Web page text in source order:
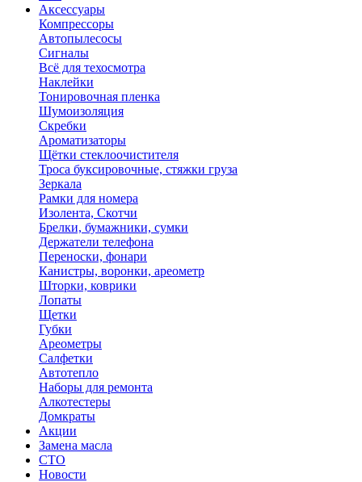
Аксесcуары
Компрессоры
Автопылесосы
Сигналы
Всё для техосмотра
Наклейки
Тонировочная пленка
Шумоизоляция
Скребки
Ароматизаторы
Щётки стеклоочистителя
Троса буксировочные, стяжки груза
Зеркала
Рамки для номера
Изолента, Скотчи
Брелки, бумажники, сумки
Держатели телефона
Переноски, фонари
Канистры, воронки, ареометр
Шторки, коврики
Лопаты
Щетки
Губки
Ареометры
Салфетки
Автотепло
Наборы для ремонта
Алкотестеры
Домкраты
Акции
Замена масла
СТО
Новости